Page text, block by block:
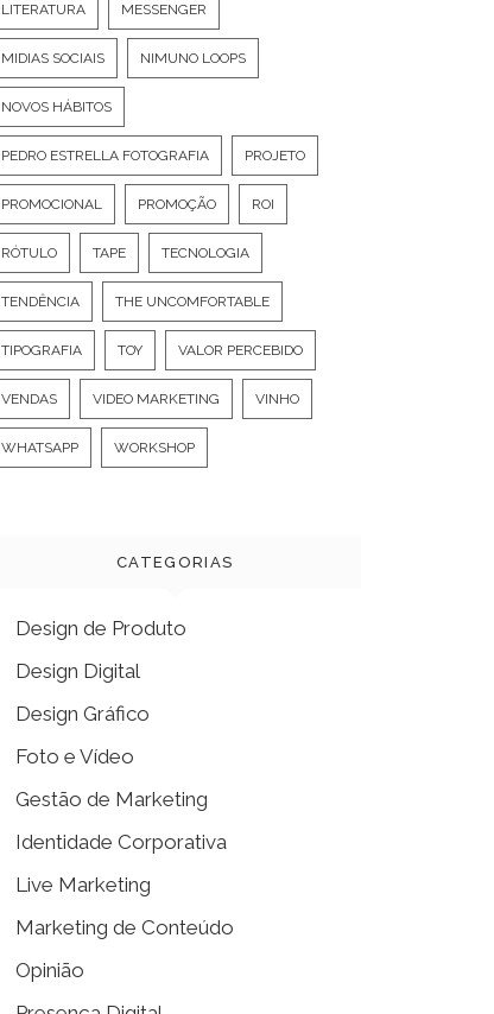
LITERATURA MESSENGER
MIDIAS SOCIAIS NIMUNO LOOPS
NOVOS HÁBITOS
PEDRO ESTRELLA FOTOGRAFIA PROJETO
PROMOCIONAL PROMOÇÃO ROI
RÓTULO TAPE TECNOLOGIA
TENDÊNCIA THE UNCOMFORTABLE
TIPOGRAFIA TOY VALOR PERCEBIDO
VENDAS VIDEO MARKETING VINHO
WHATSAPP WORKSHOP
CATEGORIAS
Design de Produto
Design Digital
Design Gráfico
Foto e Vídeo
Gestão de Marketing
Identidade Corporativa
Live Marketing
Marketing de Conteúdo
Opinião